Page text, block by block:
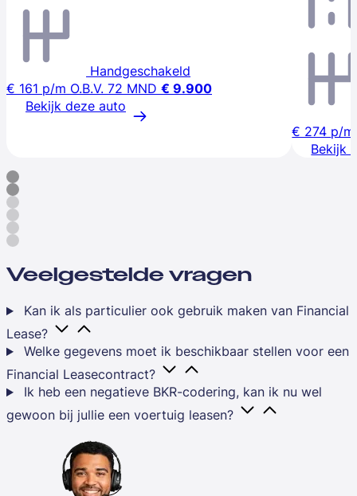
Handgeschakeld
€ 161 p/m O.B.V. 72 MND € 9.900
Bekijk deze auto
€ 274 p/m
Bekijk
Veelgestelde vragen
Kan ik als particulier ook gebruik maken van Financial
Lease?
Welke gegevens moet ik beschikbaar stellen voor een
Financial Leasecontract?
Ik heb een negatieve BKR-codering, kan ik nu wel
gewoon bij jullie een voertuig leasen?